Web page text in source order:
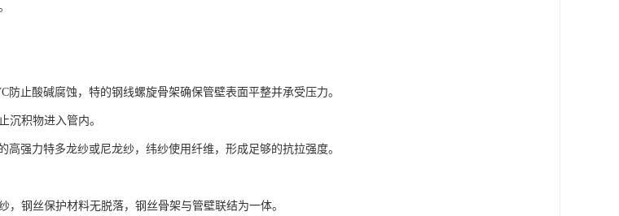
防止酸碱腐蚀，特的钢线螺旋骨架确保管壁表面平整并承受压力。
沉积物进入管内。
高强力特多龙纱或尼龙纱，纬纱使用纤维，形成足够的抗拉强度。
，钢丝保护材料无脱落，钢丝骨架与管壁联结为一体。